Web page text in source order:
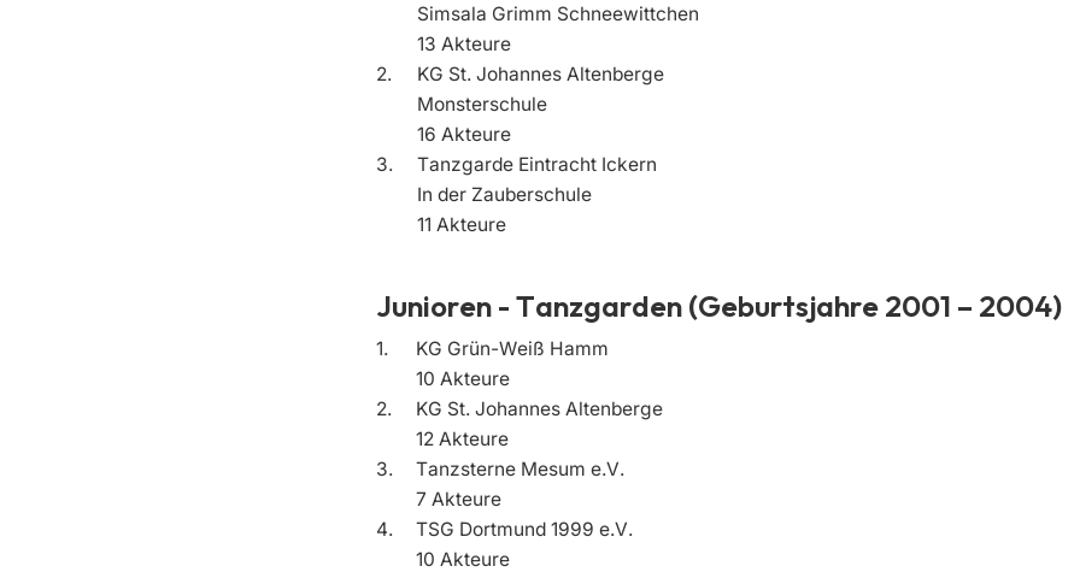
Simsala Grimm Schneewittchen
13 Akteure
2.
KG St. Johannes Altenberge
Monsterschule
16 Akteure
3.
Tanzgarde Eintracht Ickern
In der Zauberschule
11 Akteure
Junioren - Tanzgarden (Geburtsjahre 2001 – 2004)
1.
KG Grün-Weiß Hamm
10 Akteure
2.
KG St. Johannes Altenberge
12 Akteure
3.
Tanzsterne Mesum e.V.
7 Akteure
4.
TSG Dortmund 1999 e.V.
10 Akteure